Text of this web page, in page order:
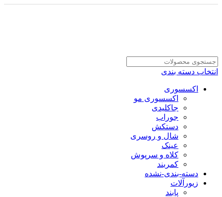
انتخاب دسته بندی
اکسسوری
اکسسوری مو
جاکلیدی
جوراب
دستکش
شال و روسری
عینک
کلاه و سرپوش
کمربند
دسته-بندی-نشده
زیورآلات
پابند